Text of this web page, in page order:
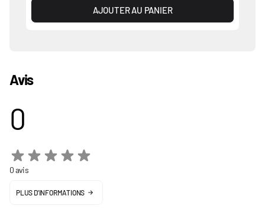
AJOUTER AU PANIER
Avis
0
0 avis
PLUS D'INFORMATIONS